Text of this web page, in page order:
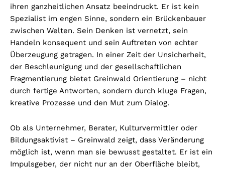
ihren ganzheitlichen Ansatz beeindruckt. Er ist kein
Spezialist im engen Sinne, sondern ein Brückenbauer
zwischen Welten. Sein Denken ist vernetzt, sein
Handeln konsequent und sein Auftreten von echter
Überzeugung getragen. In einer Zeit der Unsicherheit,
der Beschleunigung und der gesellschaftlichen
Fragmentierung bietet Greinwald Orientierung – nicht
durch fertige Antworten, sondern durch kluge Fragen,
kreative Prozesse und den Mut zum Dialog.
Ob als Unternehmer, Berater, Kulturvermittler oder
Bildungsaktivist – Greinwald zeigt, dass Veränderung
möglich ist, wenn man sie bewusst gestaltet. Er ist ein
Impulsgeber, der nicht nur an der Oberfläche bleibt,